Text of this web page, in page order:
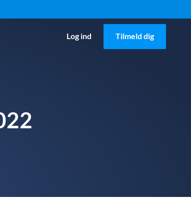
Log ind Tilmeld dig